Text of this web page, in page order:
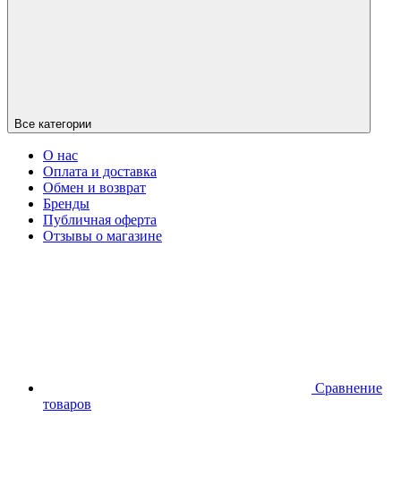
Все категории
О нас
Оплата и доставка
Обмен и возврат
Бренды
Публичная оферта
Отзывы о магазине
Сравнение
товаров